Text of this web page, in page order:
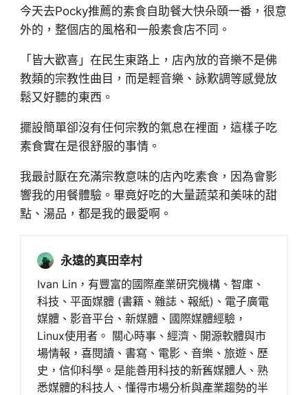
今天去Pocky推薦的素食自助餐大快朵頤一番，很意
外的，整個店的風格和一般素食店不同。
「皆大歡喜」在民生東路上，店內放的音樂不是佛
教類的宗教性曲目，而是輕音樂、詠歎調等感覺放
鬆又好聽的東西。
擺設簡單卻沒有任何宗教的氣息在裡面，這樣子吃
素食實在是很舒服的事情。
我最討厭在充滿宗教意味的店內吃素食，因為會影
響我的用餐體驗。畢竟好吃的大量蔬菜和美味的甜
點、湯品，都是我的最愛啊。
永遠的真田幸村
Ivan Lin，有豐富的國際產業研究機構、智庫、
科技、平面媒體 (書籍、雜誌、報紙)、電子廣電
媒體、影音平台、新媒體、國際媒體經驗，
Linux使用者。 關心時事、經濟、開源軟體與市
場情報，喜閱讀、書寫、電影、音樂、旅遊、歷
史，信仰科學。是能善用科技的新舊媒體人、熟
悉媒體的科技人、懂得市場分析與產業趨勢的半